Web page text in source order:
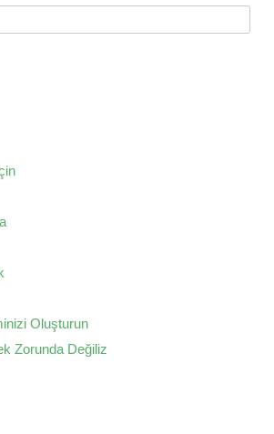
Oluşturun
Zorunda Değiliz